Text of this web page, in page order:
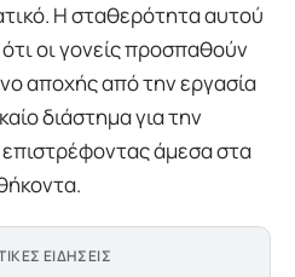
Η σταθερότητα αυτού
οι γονείς προσπαθούν
αποχής από την εργασία
διάστημα για την
άμεσα στα
ΕΙΔΗΣΕΙΣ